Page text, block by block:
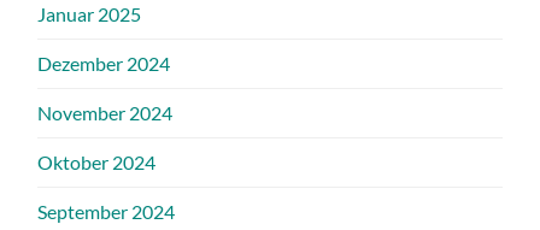
Januar 2025
Dezember 2024
November 2024
Oktober 2024
September 2024